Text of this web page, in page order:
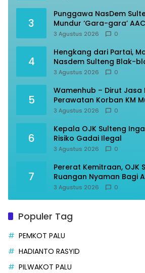
3
Punggawa NasDem
Mundur ‘Gara-gara’ AAC
3 Agustus 2026 0
4
Hengkang dari Partai,
Nasdem Sulteng Blak-
3 Agustus 2026 0
5
Wamenhub – Dirut Jasa
Perawatan Korban KM
Optimal
3 Agustus 2026 0
6
Kepala OJK Sulteng
Risiko Gadai Ilegal
3 Agustus 2026 0
7
Pererat Kemitraan, OJK
Ruangan Nyaman Bagi
3 Agustus 2026 0
Populer Tag
PEMKOT PALU
HADIANTO RASYID
PILWAKOT PALU